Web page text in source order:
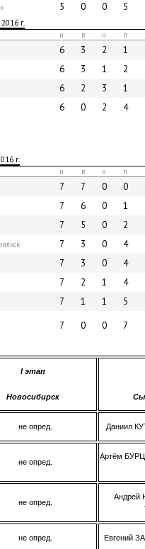
5 0 0 5
г.
и
в н п
6 3 2
1
6 3 1
2
6 2 3
1
6 0 2 4
г.
и
в н п
7 7 0
0
7 6 0
1
7 5 0
2
7 3 0
4
7 3 0
4
7 2 1
4
7 1 1
5
7 0 0 7
Iэтап
Новосибирск
не опред. Даниил
не опред.
Артём
не опред.
Андрей
не опред. Евгений